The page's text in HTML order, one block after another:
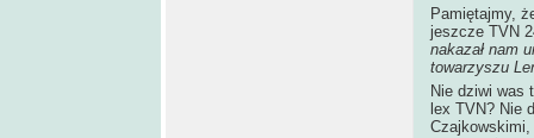
Pamiętajmy,
jeszcze TVN
nakazał nam
towarzyszu
Nie dziwi was
lex TVN? Nie